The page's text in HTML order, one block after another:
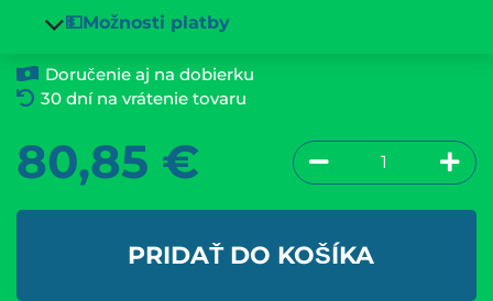
💵Možnosti platby
Doručenie aj na dobierku
30 dní na vrátenie tovaru
80,85 €
PRIDAŤ DO KOŠÍKA